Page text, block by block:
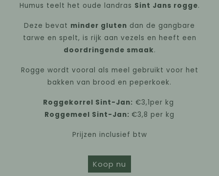
Humus teelt het oude landras Sint Jans rogge.
Deze bevat minder gluten dan de gangbare
tarwe en spelt, is rijk aan vezels en heeft een
doordringende smaak.
Rogge wordt vooral als meel gebruikt voor het
bakken van brood en peperkoek.
Roggekorrel Sint-Jan: €3,1per kg
Roggemeel Sint-Jan: €3,8 per kg
Prijzen inclusief btw
Koop nu